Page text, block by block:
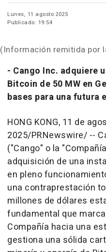
Lunes, 11 agosto 2025
Publicado: 19:54
(Información remitida por
- Cango Inc. adquiere
Bitcoin de 50 MW en
bases para una futura
HONG KONG, 11 de
2025/PRNewswire/ --
("Cango" o la
adquisición de una
en pleno
una contraprestación
millones de dólares
fundamental que
Compañía hacia una
gestiona una sólida